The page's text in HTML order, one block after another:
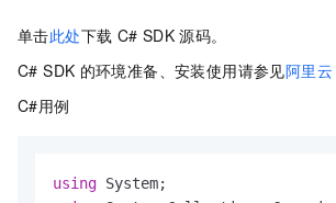
单击此处下载 C# SDK 源码。
C# SDK 的环境准备、安装使用请参见阿里云
C#用例
using